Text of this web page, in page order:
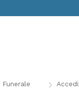
Funerale